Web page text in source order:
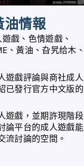
油情報
戲、色情遊戲、
、黃油、旮旯给木、
遊戲評論與商社成人
已發行官方中文版的
遊戲，並期許現階段
論平台的成人遊戲能
流討論的空間。